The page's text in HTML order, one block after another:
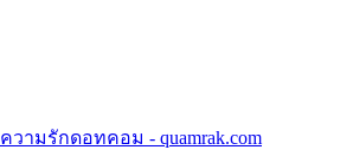
ความรักดอทคอม - quamrak.com